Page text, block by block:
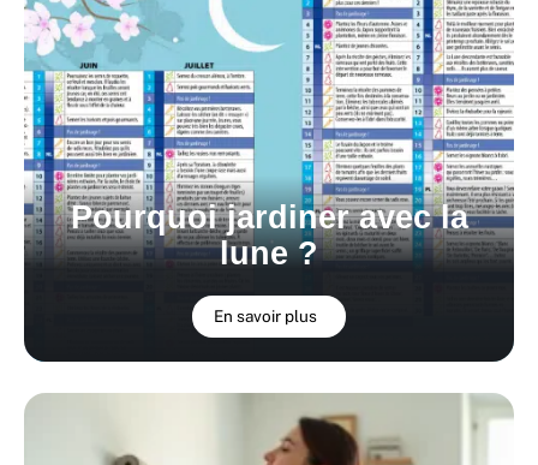
Pourquoi jardiner avec la
lune ?
En savoir plus